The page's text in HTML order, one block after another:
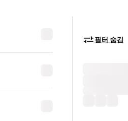
필터 숨김